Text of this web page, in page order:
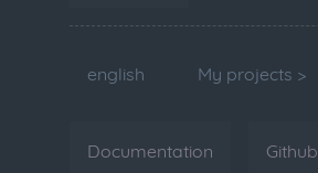
english My projects >
Documentation Github